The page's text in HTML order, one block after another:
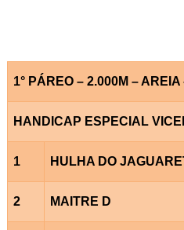
1° PÁREO – 2.000M – AREIA
HANDICAP ESPECIAL
1 HULHA DO
2 MAITRE D